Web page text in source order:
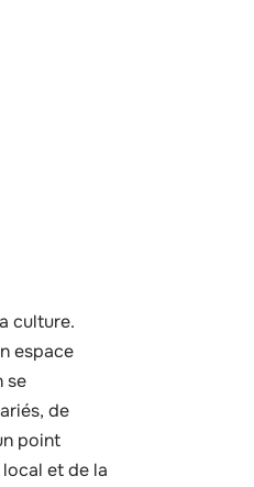
culture.
espace
se
de
point
local et de la